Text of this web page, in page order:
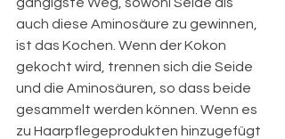
auch diese Aminosäure zu gewinnen,
ist das Kochen. Wenn der Kokon
gekocht wird, trennen sich die Seide
und die Aminosäuren, so dass beide
gesammelt werden können. Wenn es
zu Haarpflegeprodukten hinzugefügt